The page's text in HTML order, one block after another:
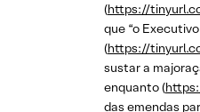
(https://
que “o
(https://
sustar a
enquanto (
das emendas